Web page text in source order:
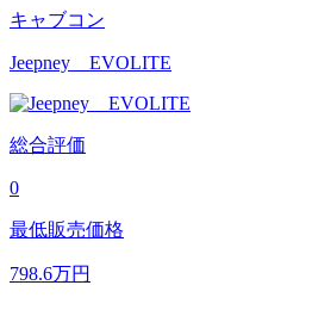
キャブコン
Jeepney EVOLITE
総合評価
0
最低販売価格
798.6万円